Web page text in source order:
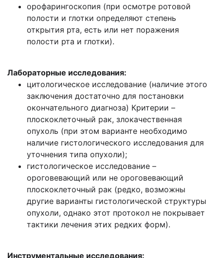
орофарингоскопия (при осмотре ротовой
полости и глотки определяют степень
открытия рта, есть или нет поражения
полости рта и глотки).
Лабораторные исследования:
цитологическое исследование (наличие этого
заключения достаточно для постановки
окончательного диагноза) Критерии –
плоскоклеточный рак, злокачественная
опухоль (при этом варианте необходимо
наличие гистологического исследования для
уточнения типа опухоли);
гистологическое исследование –
ороговевающий или не ороговевающий
плоскоклеточный рак (редко, возможны
другие варианты гистологической структуры
опухоли, однако этот протокол не покрывает
тактики лечения этих редких форм).
Инструментальные исследования: